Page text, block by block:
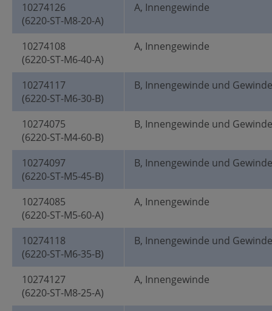
10274126
(6220-ST-M8-20-A)
A, Innengewinde
10274108
(6220-ST-M6-40-A)
A, Innengewinde
10274117
(6220-ST-M6-30-B)
B, Innengewinde und
10274075
(6220-ST-M4-60-B)
B, Innengewinde und
10274097
(6220-ST-M5-45-B)
B, Innengewinde und
10274085
(6220-ST-M5-60-A)
A, Innengewinde
10274118
(6220-ST-M6-35-B)
B, Innengewinde und
10274127
(6220-ST-M8-25-A)
A, Innengewinde